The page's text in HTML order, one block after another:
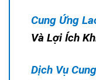
Cung Ứng
Và Lợi Ích
Dịch Vụ